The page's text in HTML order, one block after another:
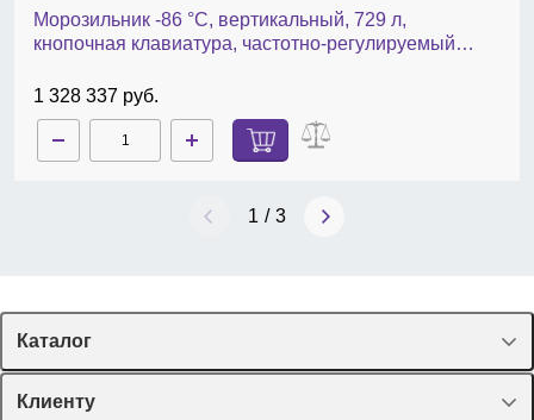
Морозильник -86 °С, вертикальный, 729 л,
кнопочная клавиатура, частотно-регулируемый
1 328 337 руб.
1 / 3
Каталог
Спецпредложения
Клиенту